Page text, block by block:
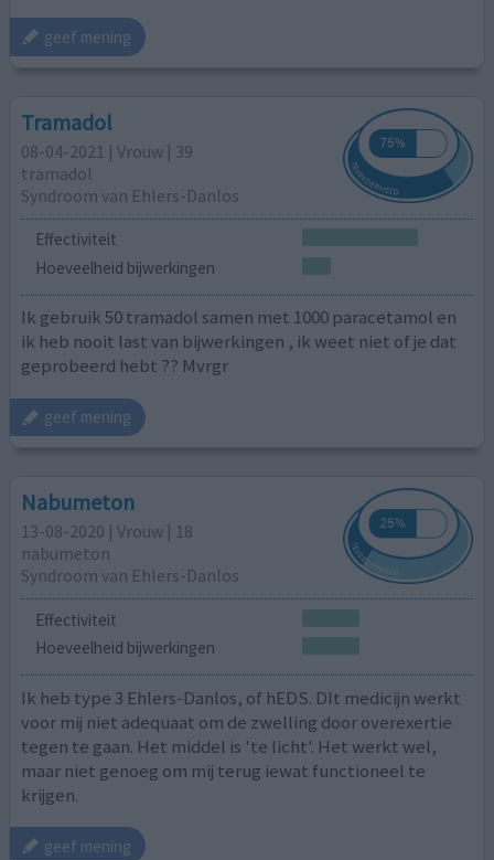
geef mening
Tramadol
08-04-2021 | Vrouw | 39
tramadol
Syndroom van Ehlers-Danlos
Effectiviteit
Hoeveelheid bijwerkingen
Ik gebruik 50 tramadol samen met 1000 paracetamol en
ik heb nooit last van bijwerkingen , ik weet niet of je dat
geprobeerd hebt ?? Mvrgr
geef mening
Nabumeton
13-08-2020 | Vrouw | 18
nabumeton
Syndroom van Ehlers-Danlos
Effectiviteit
Hoeveelheid bijwerkingen
Ik heb type 3 Ehlers-Danlos, of hEDS. DIt medicijn werkt
voor mij niet adequaat om de zwelling door overexertie
tegen te gaan. Het middel is 'te licht'. Het werkt wel,
maar niet genoeg om mij terug iewat functioneel te
krijgen.
geef mening